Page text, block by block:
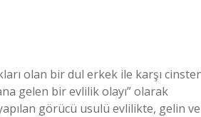
olan bir dul erkek ile karşı
gelen bir evlilik olayı” olarak
görücü usulü evlilikte, gelin ve